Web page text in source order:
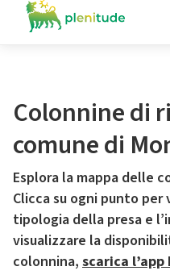
Colonnine di
comune di
Esplora la mappa delle
Clicca su ogni punto
tipologia della presa e
visualizzare la
colonnina, scarica